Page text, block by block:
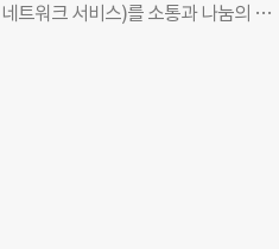
트워크 서비스)를 소통과 나눔의 장